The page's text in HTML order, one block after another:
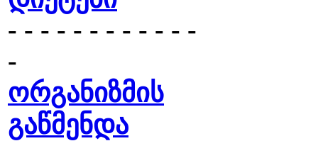
- - - - - - - - - - - -
-
ორგანიზმის
გაწმენდა